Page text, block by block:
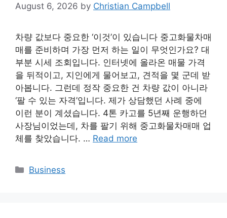
August 6, 2026 by Christian Campbell
차량 값보다 중요한 ‘이것’이 있습니다 중고화물차매
매를 준비하며 가장 먼저 하는 일이 무엇인가요? 대
부분 시세 조회입니다. 인터넷에 올라온 매물 가격
을 뒤적이고, 지인에게 물어보고, 견적을 몇 군데 받
아봅니다. 그런데 정작 중요한 건 차량 값이 아니라
‘팔 수 있는 자격’입니다. 제가 상담했던 사례 중에
이런 분이 계셨습니다. 4톤 카고를 5년째 운행하던
사장님이었는데, 차를 팔기 위해 중고화물차매매 업
체를 찾았습니다. … Read more
Categories
Business